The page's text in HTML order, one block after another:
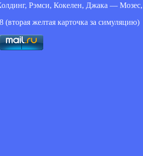
Рэмси, Кокелен, Джака —
(вторая желтая карточка за симуляцию)